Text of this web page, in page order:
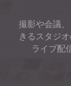
撮影や会議
きるスタジ
ライブ配